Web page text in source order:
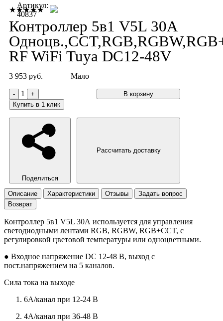
★★★★★
Артикул:
40837
Контроллер 5в1 V5L 30A
RF WiFi Tuya DC12-48V
3 953 руб. Мало
- 1 +
В корзину
Купить в 1 клик
Поделиться
Рассчитать доставку
Описание Характеристики Отзывы
Задать вопрос
Возврат
Контроллер 5в1 V5L 30A используется для управления
светодиодными лентами RGB, RGBW, RGB+CCT, с
регулировкой цветовой температуры или одноцветными.
● Входное напряжение DC 12-48 В, выход с
пост.напряжением на 5 каналов.
Сила тока на выходе
6A/канал при 12-24 В
4A/канал при 36-48 В